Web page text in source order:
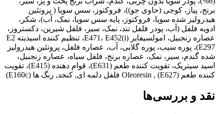
برنج، پیاز، کوجی (حاوی جو))، فروکتوز، سس سویا ( پروتئین
هیدرولیز شده سویا، فروکتوز، پایه سس سویا، نمک، آب)، شکر،
ادویه فلفل (آب، پودر فلفل تند، نمک، سیر، فلفل شیرین، دکستروز،
عصاره زنجبیل، امولسیفایر E471، E452(i)، تنظیم کننده اسیدیته E2
E297)، پوره سیب، پوره گلابی، آب، عصاره فلفل، پروتئین هیدرولیز
شده گندم، سیر، نمک، عصاره برنج، فلفل سیاه، عصاره زنجبیل،
اسید سیتریک، تقویت کننده طعم (E631)، قوام دهنده (E415)، تقویت
کننده طعم (E627) , Oleoresin فلفل دلمه ای, کنجد, رنگ ها (E160c)
نقد و بررسی‌ها